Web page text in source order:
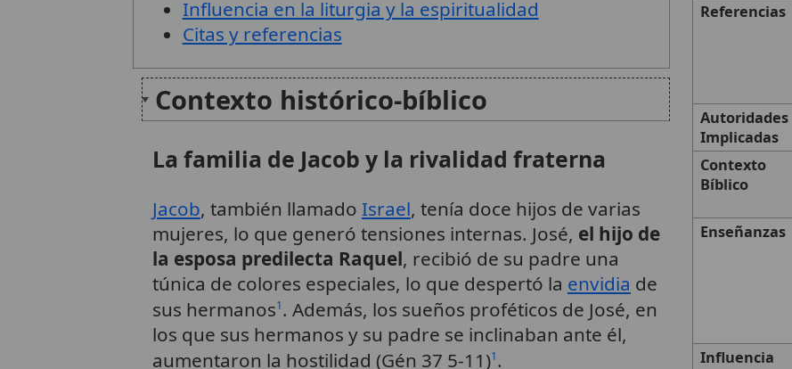
Referencias
Autoridades
Implicadas
Contexto
Bíblico
Enseñanzas
Influencia
Influencia en la liturgia y la espiritualidad
Citas y referencias
Contexto histórico-bíblico
La familia de Jacob y la rivalidad fraterna
Jacob, también llamado Israel, tenía doce hijos de varias
mujeres, lo que generó tensiones internas. José, el hijo de
la esposa predilecta Raquel, recibió de su padre una
túnica de colores especiales, lo que despertó la envidia de
sus hermanos1. Además, los sueños proféticos de José, en
los que sus hermanos y su padre se inclinaban ante él,
aumentaron la hostilidad (Gén 37 5-11)1.